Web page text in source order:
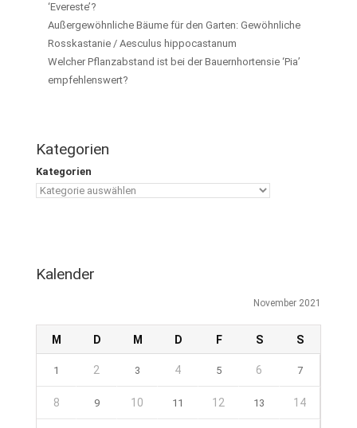
‘Evereste’?
Außergewöhnliche Bäume für den Garten: Gewöhnliche
Rosskastanie / Aesculus hippocastanum
Welcher Pflanzabstand ist bei der Bauernhortensie ‘Pia’
empfehlenswert?
Kategorien
Kategorien
Kalender
November 2021
M D M D F S S
1 2 3 4 5 6 7
8 9 10 11 12 13 14